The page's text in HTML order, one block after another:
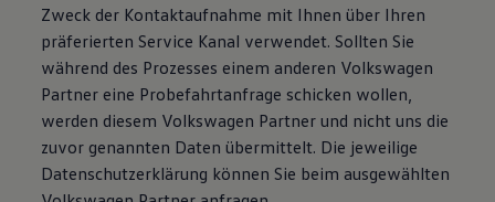
Zweck der Kontaktaufnahme mit Ihnen über Ihren
präferierten Service Kanal verwendet. Sollten Sie
während des Prozesses einem anderen Volkswagen
Partner eine Probefahrtanfrage schicken wollen,
werden diesem Volkswagen Partner und nicht uns die
zuvor genannten Daten übermittelt. Die jeweilige
Datenschutzerklärung können Sie beim ausgewählten